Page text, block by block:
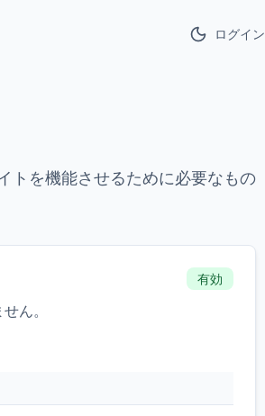
ログイン
トを機能させるために必要なもの
ん。
有効